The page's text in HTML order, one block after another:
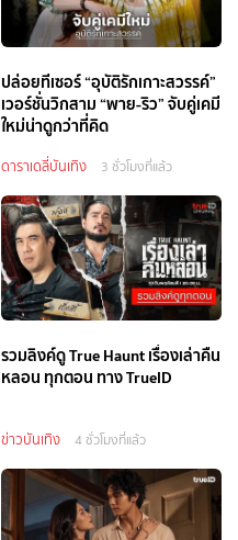
ปล่อยทีเซอร์ “อุบัติรักเกาะสวรรค์”
เวอร์ชั่นวิกสาม “พาย-ริว” จับคู่เคมี
ใหม่น่าดูกว่าที่คิด
ดาราเดลี่บันเทิง 3 ชั่วโมงที่แล้ว
รวมลิงค์ดู True Haunt เรื่องเล่าคืน
หลอน ทุกตอน ทาง TrueID
ข่าวบันเทิง 4 ชั่วโมงที่แล้ว